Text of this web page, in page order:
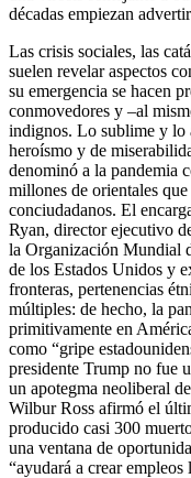
décadas empiezan
Las crisis sociales, las
suelen revelar aspectos
su emergencia se hacen
conmovedores y –al
indignos. Lo sublime y lo
heroísmo y de
denominó a la pandemia
millones de orientales
conciudadanos. El
Ryan, director ejecutivo
la Organización Mundial
de los Estados Unidos y
fronteras, pertenencias
múltiples: de hecho, la
primitivamente en
como “gripe
presidente Trump no fue
un apotegma neoliberal
Wilbur Ross afirmó el
producido casi 300
una ventana de
“ayudará a crear empleos